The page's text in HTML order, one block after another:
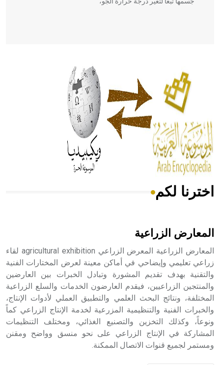
الحكم، الأدلة، تنظيم التغذية، ورسالته في جروح الرأس. ويعود
له الفضل بأنه حرر الطب من الدين والفلسفة.
- هل تعلم أن المرجان إفراز حيواني يتكون في البحر ويتركب
من مادة كربونات الكلسيوم، وهو أحمر أو شديد الحمرة وهو
أجود أنواعه، ويمتاز بكبر الحجم ويسمى الش
هل تعلم أن الأبسيد كلمة فرنسية اللفظ تم اعتمادها مصطلحاً
- هل تعلم أن أبجر Abgar اسم معروف جيداً يعود إلى عدد من
الملوك الذين حكموا مدينة إديسا (الرها) من أبجر الأول وحتى
التاسع، وهم ينتسبون إلى أسرة أوسروين
اخترنا لكم
المعارض الزراعية
المعارض الزراعية المعرض الزراعي agricultural exhibition لقاء
زراعي تعليمي وإيضاحي في أماكن معينة لعرض المختارات الفنية
والتقنية بهدف تقديم المشورة وتبادل الخبرات بين العارضين
والمنتجين الزراعيين، فيقدم العارضون الخدمات والسلع الزراعية
المختلفة، ونتائج البحث العلمي والتطبيق العملي لأدوات الإنتاج،
والخبرات الفنية والتنظيمية المزرعية لخدمة الإنتاج الزراعي كماً
ونوعاً، وكذلك التخزين والتصنيع الغذائي، ومختلف التنظيمات
المشاركة في الإنتاج الزراعي على نحو منسق وواضح ومقنن
ومستمر لجميع قنوات الاتصال الممكنة.